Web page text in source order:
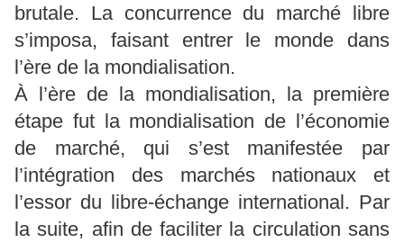
brutale. La concurrence du marché libre
s’imposa, faisant entrer le monde dans
l’ère de la mondialisation.
À l’ère de la mondialisation, la première
étape fut la mondialisation de l’économie
de marché, qui s’est manifestée par
l’intégration des marchés nationaux et
l’essor du libre-échange international. Par
la suite, afin de faciliter la circulation sans